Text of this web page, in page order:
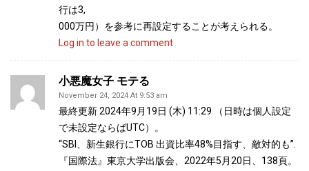
行は3,
000万円）を参考に再設定することが考えられる。
Log in to leave a comment
小悪魔女子 モテる
November 24, 2024 At 9:53 am
最終更新 2024年9月19日 (木) 11:29 （日時は個人設定
で未設定ならばUTC）。
“SBI、新生銀行にTOB 出資比率48%目指す、敵対的も”.
『国際法』東京大学出版会、2022年5月20日、138頁。